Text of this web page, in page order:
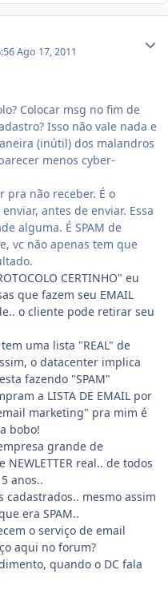
Ago 17, 2011
Colocar msg no fim de
Isso não vale nada e
(inútil) dos malandros
menos cyber-
pra não receber. É o
antes de enviar. Essa
alguma. É SPAM de
vc não apenas tem que
CERTINHO" eu
que fazem seu EMAIL
o cliente pode retirar seu
uma lista "REAL" de
o datacenter implica
fazendo "SPAM"
a LISTA DE EMAIL por
marketing" pra mim é
bobo!
grande de
real.. de todos
anos..
mesmo assim
era SPAM..
o serviço de email
aqui no forum?
quando o DC fala